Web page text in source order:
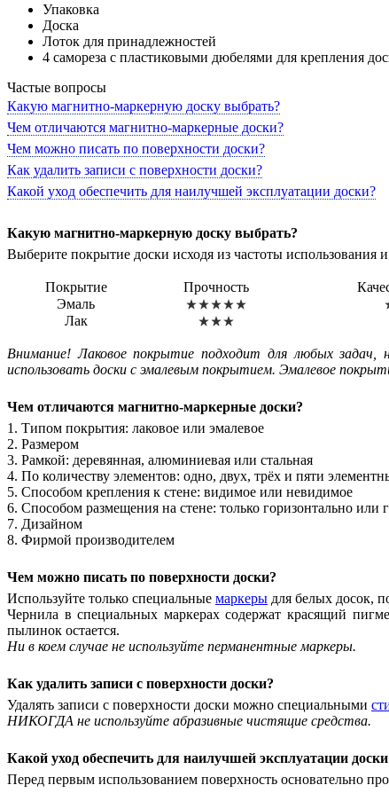
Упаковка
Доска
Лоток для принадлежностей
4 самореза с пластиковыми дюбелями для крепления
Частые вопросы
Какую магнитно-маркерную доску выбрать?
Чем отличаются магнитно-маркерные доски?
Чем можно писать по поверхности доски?
Как удалить записи с поверхности доски?
Какой уход обеспечить для наилучшей эксплуатации доски?
Какую магнитно-маркерную доску выбрать?
Выберите покрытие доски исходя из частоты использования
Покрытие Прочность
Эмаль
Лак
Внимание! Лаковое покрытие подходит для любых задач,
использовать доски с эмалевым покрытием. Эмалевое
Чем отличаются магнитно-маркерные доски?
1. Типом покрытия: лаковое или эмалевое
2. Размером
3. Рамкой: деревянная, алюминиевая или стальная
4. По количеству элементов: одно, двух, трёх и пяти
5. Способом крепления к стене: видимое или невидимое
6. Способом размещения на стене: только горизонтально или
7. Дизайном
8. Фирмой производителем
Чем можно писать по поверхности доски?
Используйте только специальные маркеры для белых досок,
Чернила в специальных маркерах содержат красящий
пылинок остается.
Ни в коем случае не используйте перманентные маркеры.
Как удалить записи с поверхности доски?
Удалять записи с поверхности доски можно специальными
НИКОГДА не используйте абразивные чистящие средства.
Какой уход обеспечить для наилучшей эксплуатации
Перед первым использованием поверхность основательно